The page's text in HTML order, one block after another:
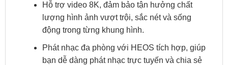
Hỗ trợ video 8K, đảm bảo tận hưởng chất
lượng hình ảnh vượt trội, sắc nét và sống
động trong từng khung hình.
Phát nhạc đa phòng với HEOS tích hợp, giúp
bạn dễ dàng phát nhạc trực tuyến và chia sẻ